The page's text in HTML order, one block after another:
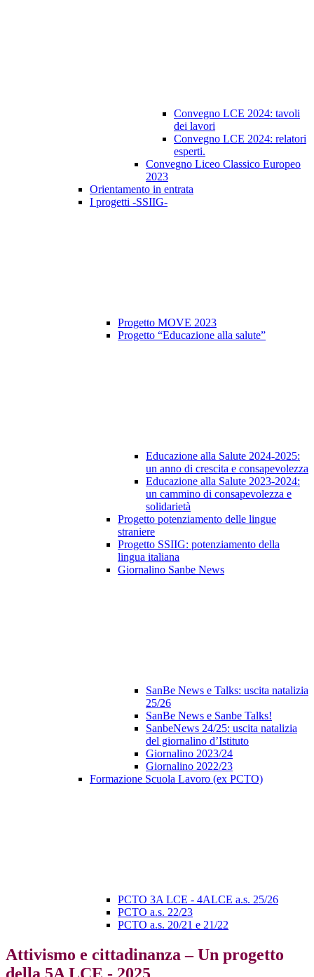
Convegno LCE 2024: tavoli
dei lavori
Convegno LCE 2024: relatori
esperti.
Convegno Liceo Classico Europeo
2023
Orientamento in entrata
I progetti -SSIIG-
Progetto MOVE 2023
Progetto “Educazione alla salute”
Educazione alla Salute 2024-2025:
un anno di crescita e consapevolezza
Educazione alla Salute 2023‑2024:
un cammino di consapevolezza e
solidarietà
Progetto potenziamento delle lingue
straniere
Progetto SSIIG: potenziamento della
lingua italiana
Giornalino Sanbe News
SanBe News e Talks: uscita natalizia
25/26
SanBe News e Sanbe Talks!
SanbeNews 24/25: uscita natalizia
del giornalino d’Istituto
Giornalino 2023/24
Giornalino 2022/23
Formazione Scuola Lavoro (ex PCTO)
PCTO 3A LCE - 4ALCE a.s. 25/26
PCTO a.s. 22/23
PCTO a.s. 20/21 e 21/22
Attivismo e cittadinanza – Un progetto